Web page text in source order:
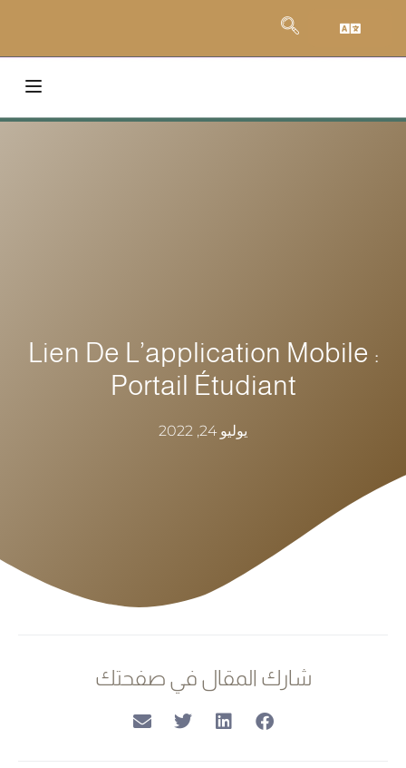
Lien De L’application Mobile :
Portail Étudiant‏
يوليو 24, 2022
شارك المقال في صفحتك